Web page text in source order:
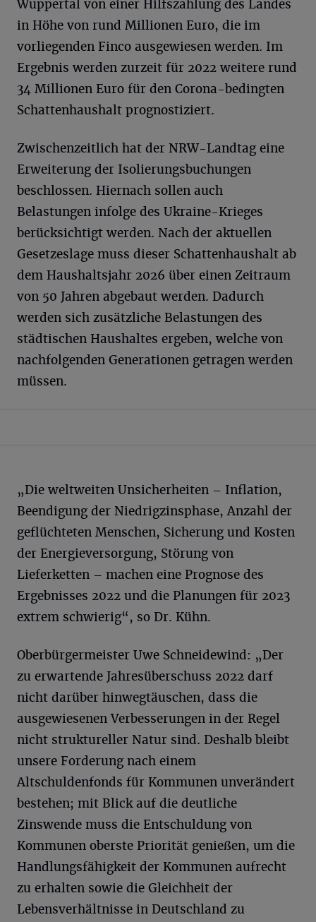
Wuppertal von einer Hilfszahlung des Landes
in Höhe von rund Millionen Euro, die im
vorliegenden Finco ausgewiesen werden. Im
Ergebnis werden zurzeit für 2022 weitere rund
34 Millionen Euro für den Corona-bedingten
Schattenhaushalt prognostiziert.
Zwischenzeitlich hat der NRW-Landtag eine
Erweiterung der Isolierungsbuchungen
beschlossen. Hiernach sollen auch
Belastungen infolge des Ukraine-Krieges
berücksichtigt werden. Nach der aktuellen
Gesetzeslage muss dieser Schattenhaushalt ab
dem Haushaltsjahr 2026 über einen Zeitraum
von 50 Jahren abgebaut werden. Dadurch
werden sich zusätzliche Belastungen des
städtischen Haushaltes ergeben, welche von
nachfolgenden Generationen getragen werden
müssen.
„Die weltweiten Unsicherheiten – Inflation,
Beendigung der Niedrigzinsphase, Anzahl der
geflüchteten Menschen, Sicherung und Kosten
der Energieversorgung, Störung von
Lieferketten – machen eine Prognose des
Ergebnisses 2022 und die Planungen für 2023
extrem schwierig“, so Dr. Kühn.
Oberbürgermeister Uwe Schneidewind: „Der
zu erwartende Jahresüberschuss 2022 darf
nicht darüber hinwegtäuschen, dass die
ausgewiesenen Verbesserungen in der Regel
nicht struktureller Natur sind. Deshalb bleibt
unsere Forderung nach einem
Altschuldenfonds für Kommunen unverändert
bestehen; mit Blick auf die deutliche
Zinswende muss die Entschuldung von
Kommunen oberste Priorität genießen, um die
Handlungsfähigkeit der Kommunen aufrecht
zu erhalten sowie die Gleichheit der
Lebensverhältnisse in Deutschland zu